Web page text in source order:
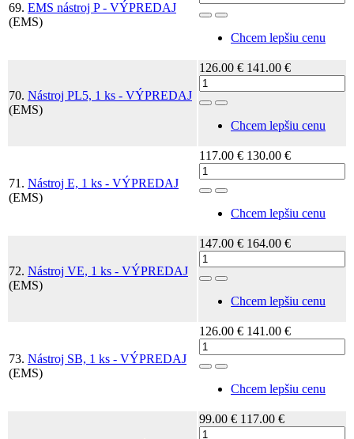
69. EMS nástroj P - VÝPREDAJ
(EMS)
Toggle Dropdown
Chcem lepšiu cenu
70. Nástroj PL5, 1 ks - VÝPREDAJ
(EMS)
126.00 € 141.00 €
Toggle Dropdown
Chcem lepšiu cenu
71. Nástroj E, 1 ks - VÝPREDAJ
(EMS)
117.00 € 130.00 €
Toggle Dropdown
Chcem lepšiu cenu
72. Nástroj VE, 1 ks - VÝPREDAJ
(EMS)
147.00 € 164.00 €
Toggle Dropdown
Chcem lepšiu cenu
73. Nástroj SB, 1 ks - VÝPREDAJ
(EMS)
126.00 € 141.00 €
Toggle Dropdown
Chcem lepšiu cenu
99.00 € 117.00 €